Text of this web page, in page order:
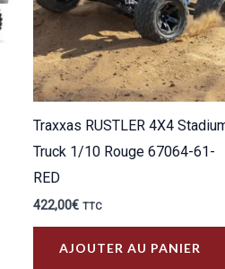
Traxxas RUSTLER 4X4
Truck 1/10 Rouge 67064-61-
RED
422,00€ TTC
AJOUTER AU PANIER